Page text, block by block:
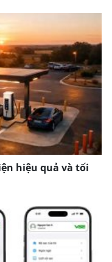
hiệu quả và tối